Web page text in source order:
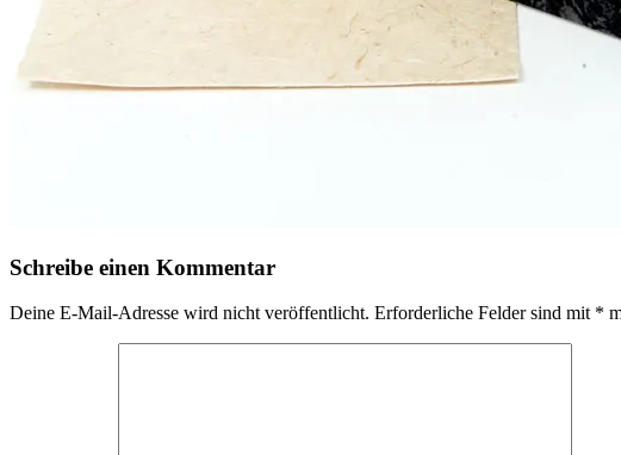
Schreibe einen Kommentar
Deine E-Mail-Adresse wird nicht veröffentlicht. Erforderliche Felder sind mit *